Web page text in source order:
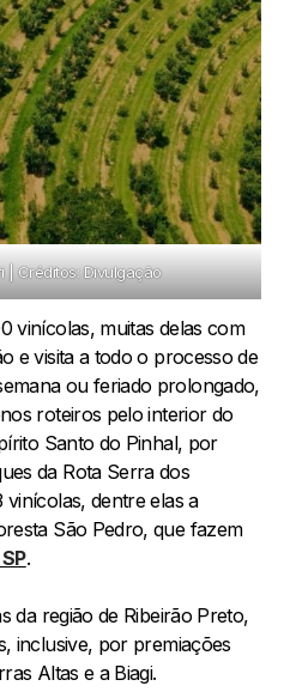
| Créditos: Divulgação
vinícolas, muitas delas com
e visita a todo o processo de
ou feriado prolongado,
roteiros pelo interior do
Santo do Pinhal, por
da Rota Serra dos
dentre elas a
São Pedro, que fazem
.
da região de Ribeirão Preto,
inclusive, por premiações
Altas e a Biagi.